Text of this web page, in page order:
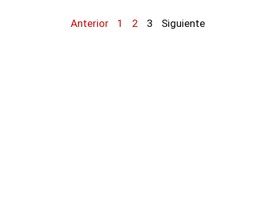
Anterior 1 2 3 Siguiente